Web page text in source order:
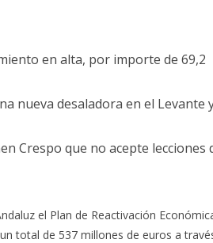
en alta, por importe de 69,2
nueva desaladora en el Levante
Crespo que no acepte lecciones
el Plan de Reactivación
total de 537 millones de euros a